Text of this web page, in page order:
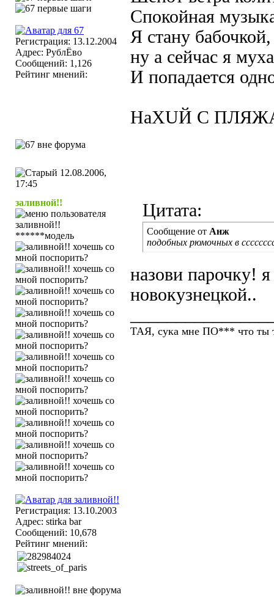
Регистрация: 13.12.2004
Адрес: РублЁво
Сообщений: 1,126
Рейтинг мнений:
Спокойная
Я стану бабочкой,
ну а сейчас я муха
И попадается
НаХUЙ С
12.08.2006,
17:45
заливной!!
******модель
Регистрация: 13.10.2003
Адрес: stirka bar
Сообщений: 10,678
Рейтинг мнений:
Цитата:
Сообщение от Анж
подобных рюмочных в
назови парочку!
новокузнецкой..
ТАЯ, сука мне ПО*** что ты